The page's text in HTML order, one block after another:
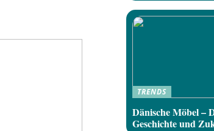
TRENDS
Dänische Möbel –
Geschichte und